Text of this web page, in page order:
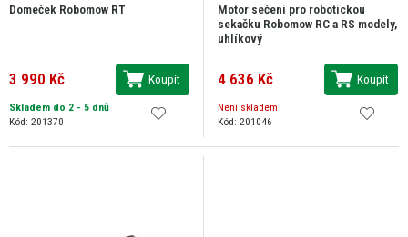
Domeček Robomow RT
3 990 Kč Koupit
Skladem do 2 - 5 dnů
Kód: 201370
Motor sečení pro robotickou
sekačku Robomow RC a RS modely,
uhlíkový
4 636 Kč Koupit
Není skladem
Kód: 201046